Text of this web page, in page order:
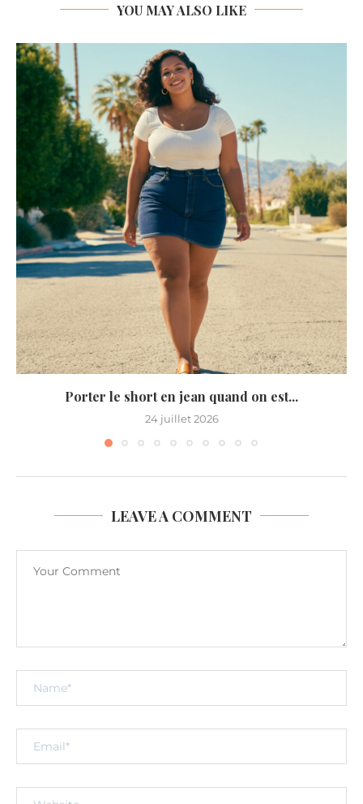
YOU MAY ALSO LIKE
Porter le short en jean quand on est...
24 juillet 2026
LEAVE A COMMENT